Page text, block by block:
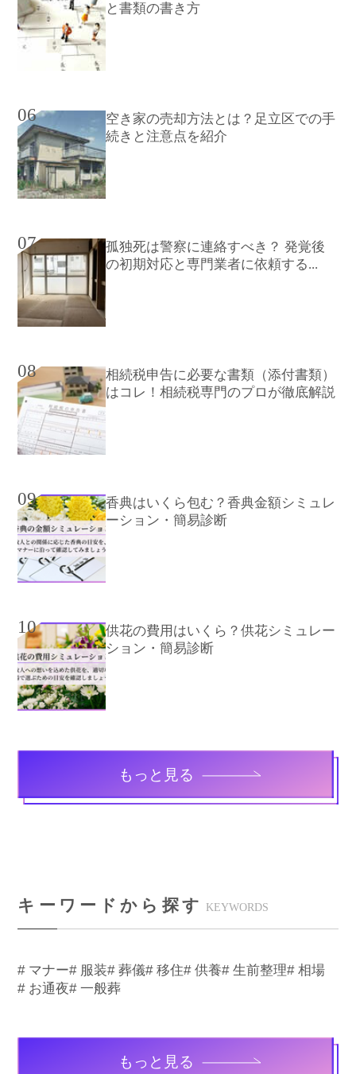
と書類の書き方
06
空き家の売却方法とは？足立区での手
続きと注意点を紹介
07
孤独死は警察に連絡すべき？ 発覚後
の初期対応と専門業者に依頼する...
08
相続税申告に必要な書類（添付書類）
はコレ！相続税専門のプロが徹底解説
09
香典はいくら包む？香典金額シミュレ
ーション・簡易診断
10
供花の費用はいくら？供花シミュレー
ション・簡易診断
もっと見る
キーワードから探す KEYWORDS
# マナー# 服装# 葬儀# 移住# 供養# 生前整理# 相場
# お通夜# 一般葬
もっと見る